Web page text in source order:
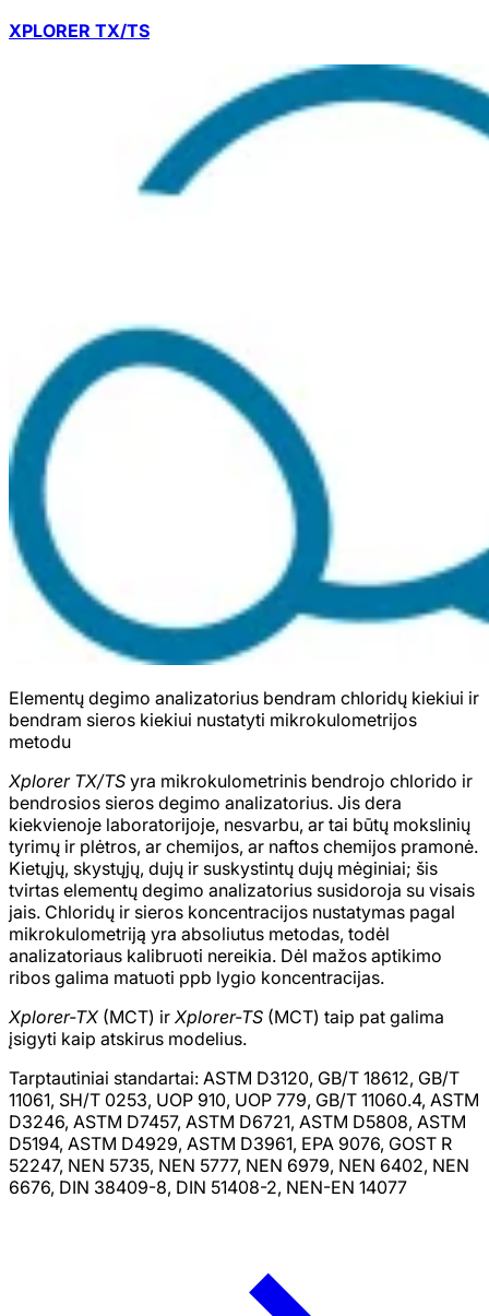
XPLORER TX/TS
Elementų degimo analizatorius bendram chloridų kiekiui ir
bendram sieros kiekiui nustatyti mikrokulometrijos
metodu
Xplorer TX/TS yra mikrokulometrinis bendrojo chlorido ir
bendrosios sieros degimo analizatorius. Jis dera
kiekvienoje laboratorijoje, nesvarbu, ar tai būtų mokslinių
tyrimų ir plėtros, ar chemijos, ar naftos chemijos pramonė.
Kietųjų, skystųjų, dujų ir suskystintų dujų mėginiai; šis
tvirtas elementų degimo analizatorius susidoroja su visais
jais. Chloridų ir sieros koncentracijos nustatymas pagal
mikrokulometriją yra absoliutus metodas, todėl
analizatoriaus kalibruoti nereikia. Dėl mažos aptikimo
ribos galima matuoti ppb lygio koncentracijas.
Xplorer-TX(MCT) ir Xplorer-TS (MCT) taip pat galima
įsigyti kaip atskirus modelius.
Tarptautiniai standartai: ASTM D3120, GB/T 18612, GB/T
11061, SH/T 0253, UOP 910, UOP 779, GB/T 11060.4, ASTM
D3246, ASTM D7457, ASTM D6721, ASTM D5808, ASTM
D5194, ASTM D4929, ASTM D3961, EPA 9076, GOST R
52247, NEN 5735, NEN 5777, NEN 6979, NEN 6402, NEN
6676, DIN 38409-8, DIN 51408-2, NEN-EN 14077